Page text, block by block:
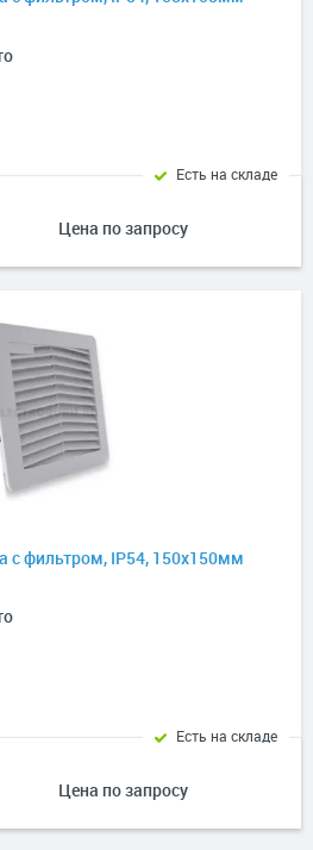
Цена по запросу
Есть на складе
с фильтром, IP54, 150х150мм
Цена по запросу
Есть на складе